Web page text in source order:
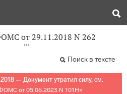
от 29.11.2018 N 262
Поиск в тексте
— Документ утратил силу, см.
от 05.06.2023 N 101Н»